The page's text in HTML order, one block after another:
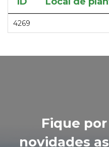
4269
Fique
novidades